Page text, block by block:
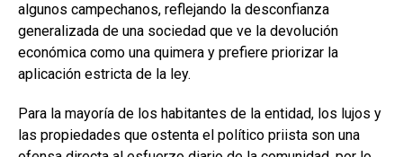
algunos campechanos, reflejando la desconfianza
generalizada de una sociedad que ve la devolución
económica como una quimera y prefiere priorizar la
aplicación estricta de la ley.
Para la mayoría de los habitantes de la entidad, los lujos y
las propiedades que ostenta el político priista son una